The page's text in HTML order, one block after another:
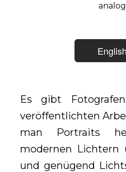
analog
English
Es gibt
veröffentlichten
man Portraits
modernen Lichtern
und genügend